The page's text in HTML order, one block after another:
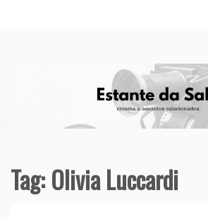
Tag:Olivia Luccardi